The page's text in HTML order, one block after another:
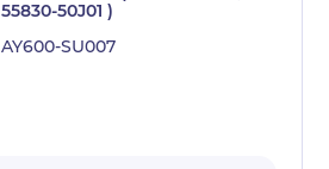
55830-50J01 )
AY600-SU007